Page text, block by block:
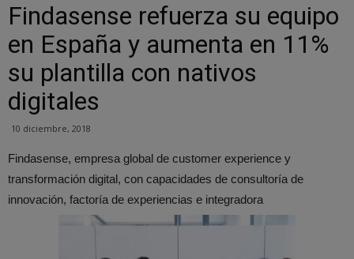
Findasense refuerza su equipo
en España y aumenta en 11%
su plantilla con nativos
digitales
10 diciembre, 2018
Findasense, empresa global de customer experience y
transformación digital, con capacidades de consultoría de
innovación, factoría de experiencias e integradora